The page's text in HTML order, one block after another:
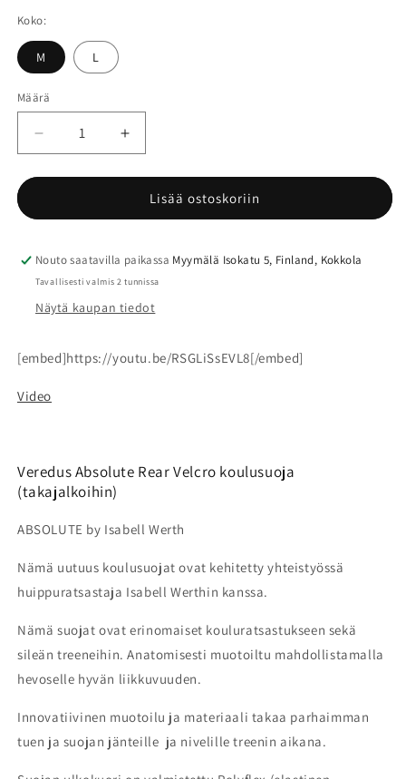
Koko:
M L
Määrä
Määrä
Vähennä
tuotteen
Veredus
Rear
koulusuoja
(taakse)
Lisää
tuotteen
Veredus
Absolute
Rear
koulusuoja
(taakse)
Lisää ostoskoriin
Nouto saatavilla paikassa Myymälä Isokatu 5, Finland, Kokkola
Tavallisesti valmis 2 tunnissa
Näytä kaupan tiedot
[embed]https://youtu.be/RSGLiSsEVL8[/embed]
Video
Veredus Absolute Rear Velcro koulusuoja
(takajalkoihin)
ABSOLUTE by Isabell Werth
Nämä uutuus koulusuojat ovat kehitetty yhteistyössä
huippuratsastaja Isabell Werthin kanssa.
Nämä suojat ovat erinomaiset kouluratsastukseen sekä
sileän treeneihin. Anatomisesti muotoiltu mahdollistamalla
hevoselle hyvän liikkuvuuden.
Innovatiivinen muotoilu ja materiaali takaa parhaimman
tuen ja suojan jänteille ja nivelille treenin aikana.